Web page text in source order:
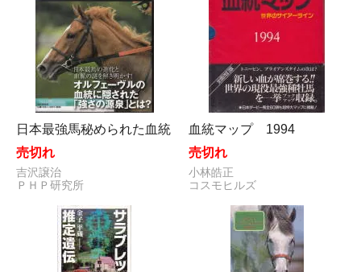
日本最強馬秘められた血統
売切れ
吉沢譲治
ＰＨＰ研究所
血統マップ 1994
売切れ
小林皓正
コスモヒルズ